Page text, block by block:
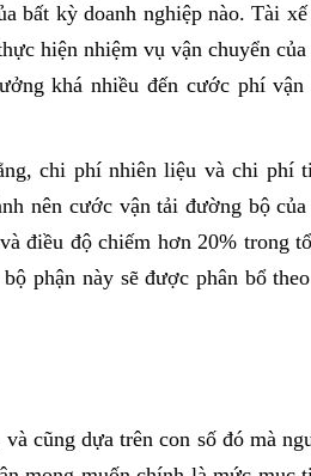
bất kỳ doanh nghiệp nào. Tài
hiện nhiệm vụ vận chuyển của
khá nhiều đến cước phí vận
chi phí nhiên liệu và chi phí
nên cước vận tải đường bộ của
điều độ chiếm hơn 20% trong
phận này sẽ được phân bổ
cũng dựa trên con số đó mà